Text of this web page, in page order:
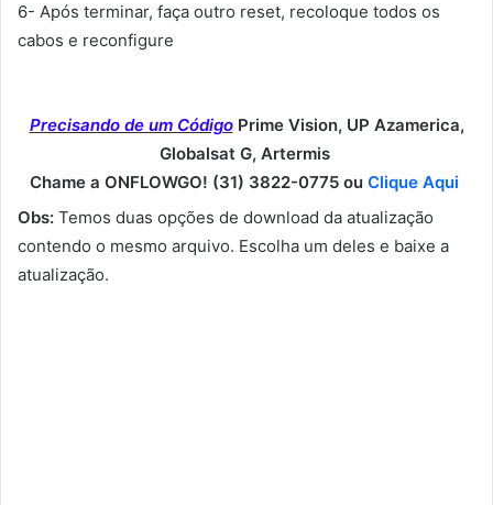
6- Após terminar, faça outro reset, recoloque todos os
cabos e reconfigure
Precisando de um Código Prime Vision, UP Azamerica,
Globalsat G, Artermis
Chame a ONFLOWGO! (31) 3822-0775 ou Clique Aqui
Obs: Temos duas opções de download da atualização
contendo o mesmo arquivo. Escolha um deles e baixe a
atualização.